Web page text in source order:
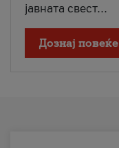
јавната свест...
Дознај повеќе